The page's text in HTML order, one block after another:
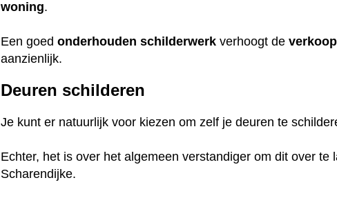
woning.
Een goedonderhouden schilderwerk verhoogt de
aanzienlijk.
Deuren schilderen
Je kunt er natuurlijk voor kiezen om zelf je deuren te
Echter, het is over het algemeen verstandiger om dit over te
Scharendijke.